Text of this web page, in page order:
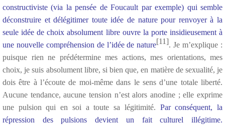
constructiviste (via la pensée de Foucault par exemple) qui semble
déconstruire et délégitimer toute idée de nature pour renvoyer à la
seule idée de choix absolument libre ouvre la porte insidieusement à
une nouvelle compréhension de l’idée de nature[11]. Je m’explique :
puisque rien ne prédétermine mes actions, mes orientations, mes
choix, je suis absolument libre, si bien que, en matière de sexualité, je
dois être à l’écoute de moi-même dans le sens d’une totale liberté.
Aucune tendance, aucune tension n’est alors anodine ; elle exprime
une pulsion qui en soi a toute sa légitimité. Par conséquent, la
répression des pulsions devient un fait culturel illégitime.